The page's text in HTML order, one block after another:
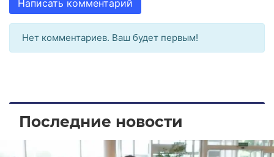
Написать комментарий
Нет комментариев. Ваш будет первым!
Последние новости